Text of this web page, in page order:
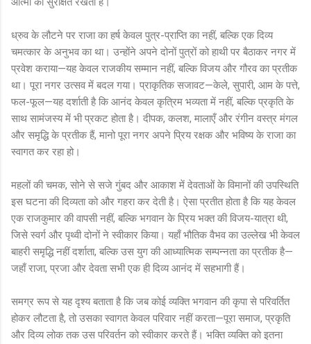
ध्रुव के लौटने पर राजा का हर्ष केवल पुत्र-प्राप्ति का नहीं, बल्कि एक दिव्य
चमत्कार के अनुभव का था। उन्होंने अपने दोनों पुत्रों को हाथी पर बैठाकर नगर में
प्रवेश कराया—यह केवल राजकीय सम्मान नहीं, बल्कि विजय और गौरव का प्रतीक
था। पूरा नगर उत्सव में बदल गया। प्राकृतिक सजावट—केले, सुपारी, आम के पत्ते,
फल-फूल—यह दर्शाती है कि आनंद केवल कृत्रिम भव्यता में नहीं, बल्कि प्रकृति के
साथ सामंजस्य में भी प्रकट होता है। दीपक, कलश, मालाएँ और रंगीन वस्त्र मंगल
और समृद्धि के प्रतीक हैं, मानो पूरा नगर अपने प्रिय रक्षक और भविष्य के राजा का
स्वागत कर रहा हो।
महलों की चमक, सोने से सजे गुंबद और आकाश में देवताओं के विमानों की उपस्थिति
इस घटना की दिव्यता को और गहरा कर देती है। ऐसा प्रतीत होता है कि यह केवल
एक राजकुमार की वापसी नहीं, बल्कि भगवान के प्रिय भक्त की विजय-यात्रा थी,
जिसे स्वर्ग और पृथ्वी दोनों ने स्वीकार किया। यहाँ भौतिक वैभव का उल्लेख भी केवल
बाहरी समृद्धि नहीं दर्शाता, बल्कि उस युग की आध्यात्मिक सम्पन्नता का प्रतीक है—
जहाँ राजा, प्रजा और देवता सभी एक ही दिव्य आनंद में सहभागी हैं।
समग्र रूप से यह दृश्य बताता है कि जब कोई व्यक्ति भगवान की कृपा से परिवर्तित
होकर लौटता है, तो उसका स्वागत केवल परिवार नहीं करता—पूरा समाज, प्रकृति
और दिव्य लोक तक उस परिवर्तन को स्वीकार करते हैं। भक्ति व्यक्ति को इतना